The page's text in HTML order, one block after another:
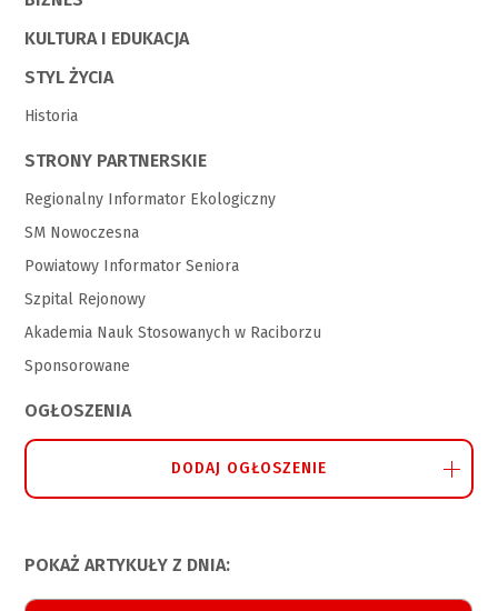
KULTURA I EDUKACJA
STYL ŻYCIA
Historia
STRONY PARTNERSKIE
Regionalny Informator Ekologiczny
SM Nowoczesna
Powiatowy Informator Seniora
Szpital Rejonowy
Akademia Nauk Stosowanych w Raciborzu
Sponsorowane
OGŁOSZENIA
DODAJ OGŁOSZENIE
POKAŻ ARTYKUŁY Z DNIA: